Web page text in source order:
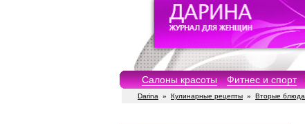
Салоны красоты Фитнес и спорт
Darina » Кулинарные рецепты » Вторые блюда